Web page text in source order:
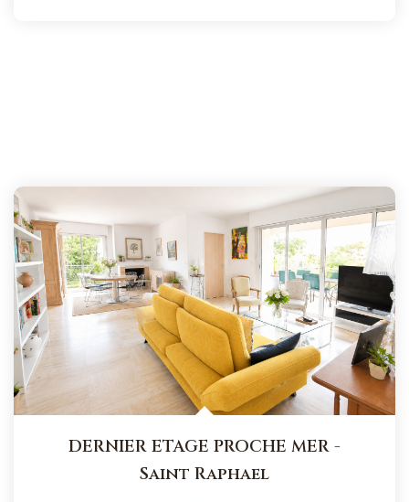
DERNIER ETAGE PROCHE MER -
Saint Raphael